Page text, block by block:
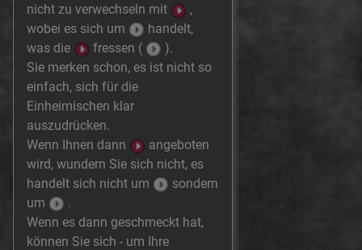
nicht zu verwechseln mit
,
wobei es sich um
handelt,
was die
fressen (
).
Sie merken schon, es ist nicht so
einfach, sich für die
Einheimischen klar
auszudrücken.
Wenn Ihnen dann
angeboten
wird, wundern Sie sich nicht, es
handelt sich nicht um
sondern
um
.
Wenn es dann geschmeckt hat,
können Sie sich - um Ihre